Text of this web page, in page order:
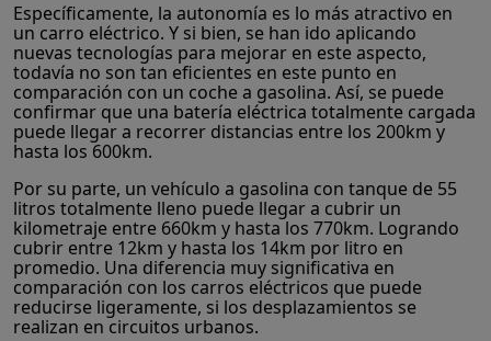
Específicamente, la autonomía es lo más atractivo en
un carro eléctrico. Y si bien, se han ido aplicando
nuevas tecnologías para mejorar en este aspecto,
todavía no son tan eficientes en este punto en
comparación con un coche a gasolina. Así, se puede
confirmar que una batería eléctrica totalmente cargada
puede llegar a recorrer distancias entre los 200km y
hasta los 600km.
Por su parte, un vehículo a gasolina con tanque de 55
litros totalmente lleno puede llegar a cubrir un
kilometraje entre 660km y hasta los 770km. Logrando
cubrir entre 12km y hasta los 14km por litro en
promedio. Una diferencia muy significativa en
comparación con los carros eléctricos que puede
reducirse ligeramente, si los desplazamientos se
realizan en circuitos urbanos.